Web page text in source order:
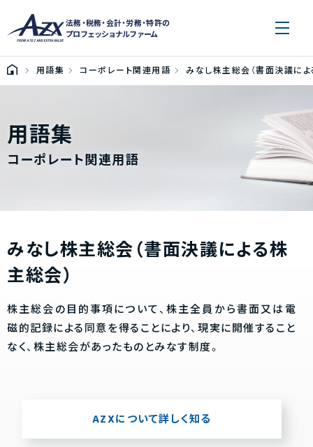
法務・税務・会計・労務・特許の
プロフェッショナルファーム
用語集 コーポレート関連用語 みなし株主総会（書面決議に
用語集
コーポレート関連用語
みなし株主総会（書面決議による株
主総会）
株主総会の目的事項について、株主全員から書面又は電
磁的記録による同意を得ることにより、現実に開催すること
なく、株主総会があったものとみなす制度。
AZXについて詳しく知る